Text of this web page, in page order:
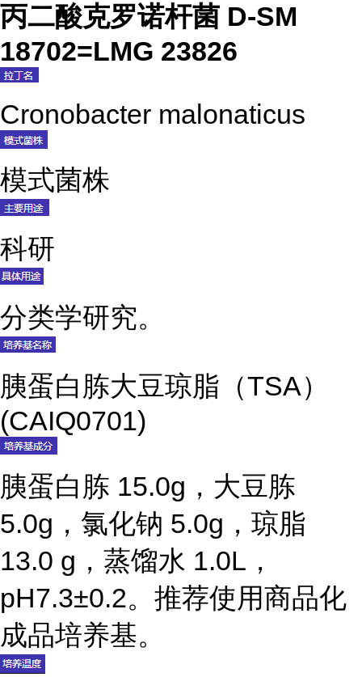
丙二酸克罗诺杆菌 D-SM
18702=LMG 23826
Cronobacter malonaticus
模式菌株
科研
分类学研究。
胰蛋白胨大豆琼脂（TSA）
(CAIQ0701)
胰蛋白胨 15.0g，大豆胨
5.0g，氯化钠 5.0g，琼脂
13.0 g，蒸馏水 1.0L，
pH7.3±0.2。推荐使用商品化
成品培养基。